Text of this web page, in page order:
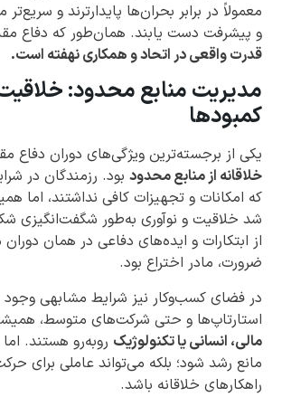
معمولاً در برابر بحران‌ها پایدارترند و سریع‌تر
و پیشرفت دست یابند. همان‌طور که دفاع
قدرت واقعی در اتحاد و همکاری نهفته است.
مدیریت منابع محدود:
کمبودها
یکی از برجسته‌ترین ویژگی‌های دوران دفاع
خلاقانه از منابع محدود بود. رزمندگان در
که امکانات و تجهیزات کافی نداشتند، اما
شد خلاقیت و نوآوری به‌طور شگفت‌انگیزی
از ابتکارات و ایده‌های دفاعی در همان
ضرورت، مادر اختراع بود.
در فضای کسب‌وکار نیز شرایط مشابهی وجود
استارتاپ‌ها و حتی شرکت‌های متوسط،
مالی، انسانی یا تکنولوژیک روبه‌رو هستند.
مانع رشد شود؛ بلکه می‌تواند عاملی برای
راهکارهای خلاقانه باشد.